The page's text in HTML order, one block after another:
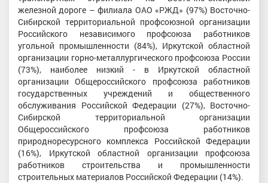
железной дороге – филиала ОАО «РЖД» (97%) Восточно-
Сибирской территориальной профсоюзной организации
Российского независимого профсоюза работников
угольной промышленности (84%), Иркутской областной
организации горно-металлургического профсоюза России
(73%), наиболее низкий - в Иркутской областной
организации Общероссийского профсоюза работников
государственных учреждений и общественного
обслуживания Российской Федерации (27%), Восточно-
Сибирской территориальной организации
Общероссийского профсоюза работников
природноресурсного комплекса Российской Федерации
(16%), Иркутской областной организации профсоюза
работников строительства и промышленности
строительных материалов Российской Федерации (14%).